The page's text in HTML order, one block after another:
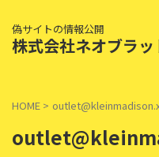
偽サイトの情報公開
株式会社ネオブラッ
HOME >